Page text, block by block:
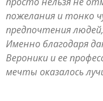
пожелания и тонко
предпочтения
Именно благодаря
Вероники и ее
мечты оказалось